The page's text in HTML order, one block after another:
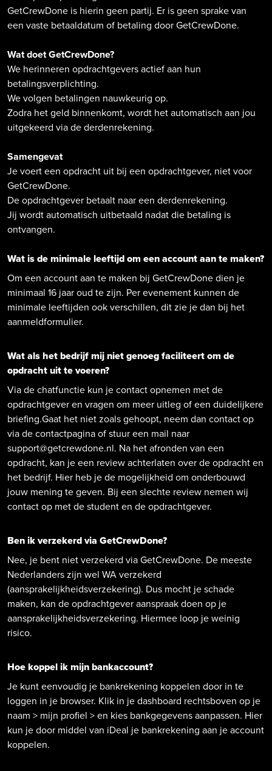
GetCrewDone is hierin geen partij. Er is geen sprake van
een vaste betaaldatum of betaling door GetCrewDone.
Wat doet GetCrewDone?
We herinneren opdrachtgevers actief aan hun
betalingsverplichting.
We volgen betalingen nauwkeurig op.
Zodra het geld binnenkomt, wordt het automatisch aan jou
uitgekeerd via de derdenrekening.
Samengevat
Je voert een opdracht uit bij een opdrachtgever, niet voor
GetCrewDone.
De opdrachtgever betaalt naar een derdenrekening.
Jij wordt automatisch uitbetaald nadat die betaling is
ontvangen.
Wat is de minimale leeftijd om een account aan te maken?
Om een account aan te maken bij GetCrewDone dien je
minimaal 16 jaar oud te zijn. Per evenement kunnen de
minimale leeftijden ook verschillen, dit zie je dan bij het
aanmeldformulier.
Wat als het bedrijf mij niet genoeg faciliteert om de
opdracht uit te voeren?
Via de chatfunctie kun je contact opnemen met de
opdrachtgever en vragen om meer uitleg of een duidelijkere
briefing.Gaat het niet zoals gehoopt, neem dan contact op
via de contactpagina of stuur een mail naar
support@getcrewdone.nl. Na het afronden van een
opdracht, kan je een review achterlaten over de opdracht en
het bedrijf. Hier heb je de mogelijkheid om onderbouwd
jouw mening te geven. Bij een slechte review nemen wij
contact op met de student en de opdrachtgever.
Ben ik verzekerd via GetCrewDone?
Nee, je bent niet verzekerd via GetCrewDone. De meeste
Nederlanders zijn wel WA verzekerd
(aansprakelijkheidsverzekering). Dus mocht je schade
maken, kan de opdrachtgever aanspraak doen op je
aansprakelijkheidsverzekering. Hiermee loop je weinig
risico.
Hoe koppel ik mijn bankaccount?
Je kunt eenvoudig je bankrekening koppelen door in te
loggen in je browser. Klik in je dashboard rechtsboven op je
naam > mijn profiel > en kies bankgegevens aanpassen. Hier
kun je door middel van iDeal je bankrekening aan je account
koppelen.